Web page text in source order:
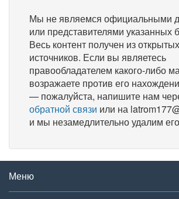
Мы не являемся официальными
или представителями указанных
Весь контент получен из открытых
источников. Если вы являетесь
правообладателем какого-либо
возражаете против его
— пожалуйста, напишите нам
обратной связи или на
и мы незамедлительно удалим
Меню